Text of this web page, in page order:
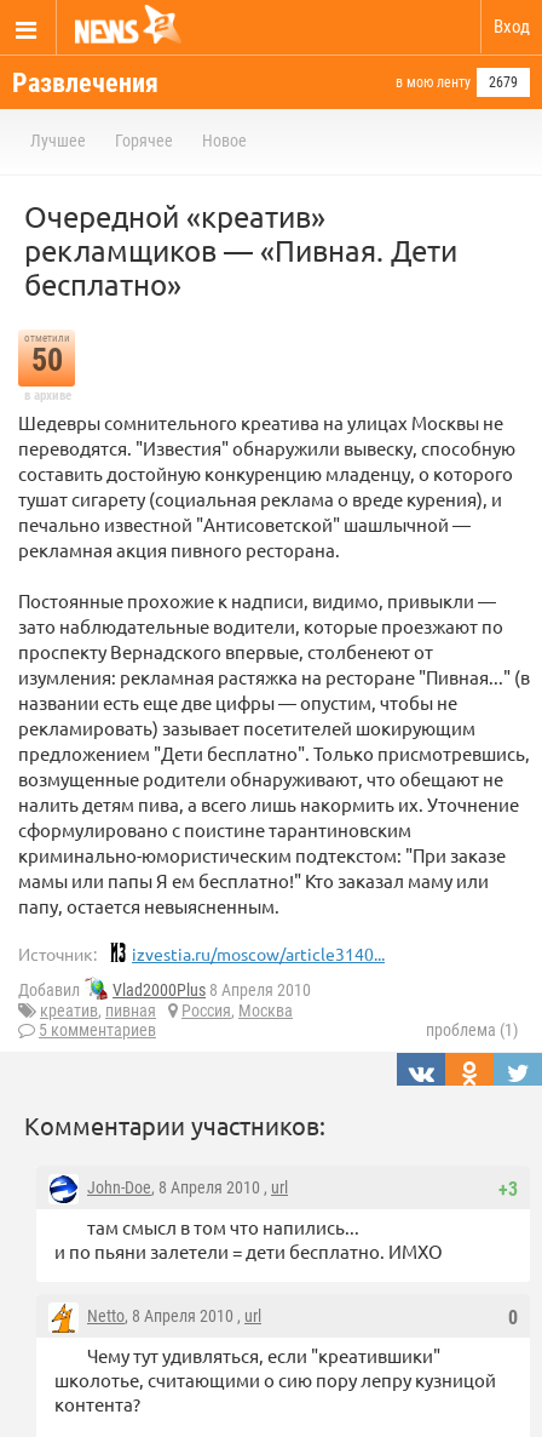
Вход
Развлечения в мою ленту 2679
Лучшее Горячее Новое
Очередной «креатив»
рекламщиков — «Пивная. Дети
бесплатно»
отметили
50
в архиве
Шедевры сомнительного креатива на улицах Москвы не
переводятся. "Известия" обнаружили вывеску, способную
составить достойную конкуренцию младенцу, о которого
тушат сигарету (социальная реклама о вреде курения), и
печально известной "Антисоветской" шашлычной —
рекламная акция пивного ресторана.
Постоянные прохожие к надписи, видимо, привыкли —
зато наблюдательные водители, которые проезжают по
проспекту Вернадского впервые, столбенеют от
изумления: рекламная растяжка на ресторане "Пивная..." (в
названии есть еще две цифры — опустим, чтобы не
рекламировать) зазывает посетителей шокирующим
предложением "Дети бесплатно". Только присмотревшись,
возмущенные родители обнаруживают, что обещают не
налить детям пива, а всего лишь накормить их. Уточнение
сформулировано с поистине тарантиновским
криминально-юмористическим подтекстом: "При заказе
мамы или папы Я ем бесплатно!" Кто заказал маму или
папу, остается невыясненным.
Источник: izvestia.ru/moscow/article3140...
Добавил Vlad2000Plus 8 Апреля 2010
креатив, пивная Россия, Москва
5 комментариев
проблема (1)
Комментарии участников:
+3
John-Doe, 8 Апреля 2010 , url
там смысл в том что напились...
и по пьяни залетели = дети бесплатно. ИМХО
0
Netto, 8 Апреля 2010 , url
Чему тут удивляться, если "креатившики"
школотье, считающими о сию пору лепру кузницой
контента?